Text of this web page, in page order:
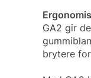
GA2 gir
brytere